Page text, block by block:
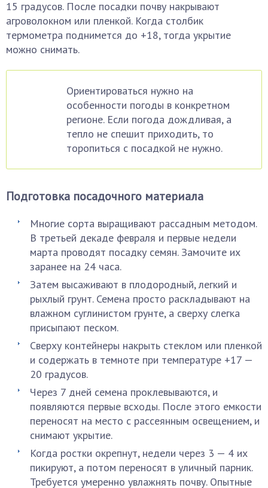
15 градусов. После посадки почву накрывают
агроволокном или пленкой. Когда столбик
термометра поднимется до +18, тогда укрытие
можно снимать.
Ориентироваться нужно на
особенности погоды в конкретном
регионе. Если погода дождливая, а
тепло не спешит приходить, то
торопиться с посадкой не нужно.
Подготовка посадочного материала
Многие сорта выращивают рассадным методом.
В третьей декаде февраля и первые недели
марта проводят посадку семян. Замочите их
заранее на 24 часа.
Затем высаживают в плодородный, легкий и
рыхлый грунт. Семена просто раскладывают на
влажном суглинистом грунте, а сверху слегка
присыпают песком.
Сверху контейнеры накрыть стеклом или пленкой
и содержать в темноте при температуре +17 —
20 градусов.
Через 7 дней семена проклевываются, и
появляются первые всходы. После этого емкости
переносят на место с рассеянным освещением, и
снимают укрытие.
Когда ростки окрепнут, недели через 3 — 4 их
пикируют, а потом переносят в уличный парник.
Требуется умеренно увлажнять почву. Опытные